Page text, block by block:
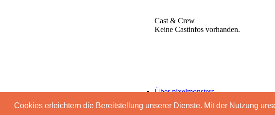
Cookies erleichtern die Bereitstellung unserer Dienste. Mit der Nutzung
Cast & Crew
Keine Castinfos vorhanden.
Über pixelmonsters
Impressum & Datenschutz
Advertising